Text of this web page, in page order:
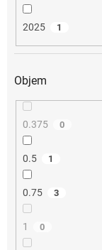
2025 1
Objem
0.375 0
0.5 1
0.75 3
1 0